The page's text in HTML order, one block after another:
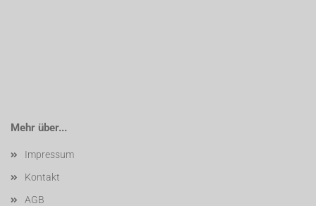
Mehr über...
Impressum
Kontakt
AGB